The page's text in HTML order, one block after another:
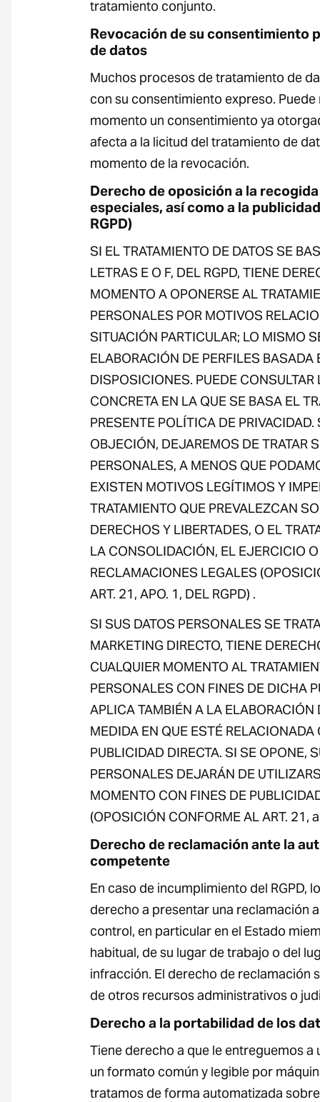
tratamiento conjunto.
Revocación de su consentimiento
de datos
Muchos procesos de tratamiento de
con su consentimiento expreso.
momento un consentimiento ya
afecta a la licitud del tratamiento de
momento de la revocación.
Derecho de oposición a la
especiales, así como a la
RGPD)
SI EL TRATAMIENTO DE DATOS SE
LETRAS E O F, DEL RGPD, TIENE
MOMENTO A OPONERSE AL
PERSONALES POR MOTIVOS
SITUACIÓN PARTICULAR; LO MISMO
ELABORACIÓN DE PERFILES BASADA
DISPOSICIONES. PUEDE
CONCRETA EN LA QUE SE BASA EL
PRESENTE POLÍTICA DE PRIVACIDAD.
OBJECIÓN, DEJAREMOS DE TRATAR
PERSONALES, A MENOS QUE
EXISTEN MOTIVOS LEGÍTIMOS Y
TRATAMIENTO QUE PREVALEZCAN
DERECHOS Y LIBERTADES, O EL
LA CONSOLIDACIÓN, EL EJERCICIO
RECLAMACIONES LEGALES
ART. 21, APO. 1, DEL RGPD) .
SI SUS DATOS PERSONALES SE
MARKETING DIRECTO, TIENE
CUALQUIER MOMENTO AL
PERSONALES CON FINES DE DICHA
APLICA TAMBIÉN A LA ELABORACIÓN
MEDIDA EN QUE ESTÉ
PUBLICIDAD DIRECTA. SI SE OPONE,
PERSONALES DEJARÁN DE
MOMENTO CON FINES DE
(OPOSICIÓN CONFORME AL ART. 21,
Derecho de reclamación ante la
competente
En caso de incumplimiento del RGPD,
derecho a presentar una reclamación
control, en particular en el Estado
habitual, de su lugar de trabajo o del
infracción. El derecho de reclamación
de otros recursos administrativos o
Derecho a la portabilidad de los
Tiene derecho a que le entreguemos a
un formato común y legible por
tratamos de forma automatizada